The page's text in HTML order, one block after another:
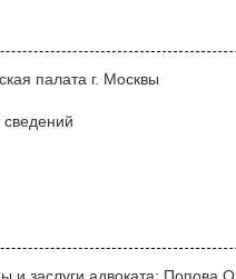
палата г. Москвы
сведений